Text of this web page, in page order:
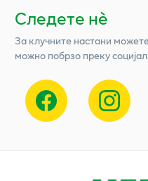
Следете нѐ
За клучните настани
можно побрзо преку